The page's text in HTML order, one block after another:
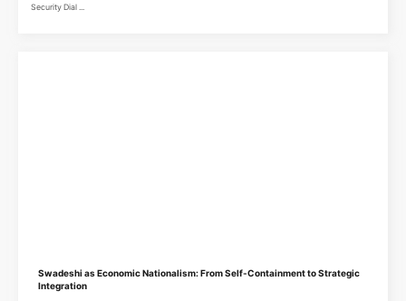
Security Dial ...
Swadeshi as Economic Nationalism: From Self-Containment to Strategic
Integration